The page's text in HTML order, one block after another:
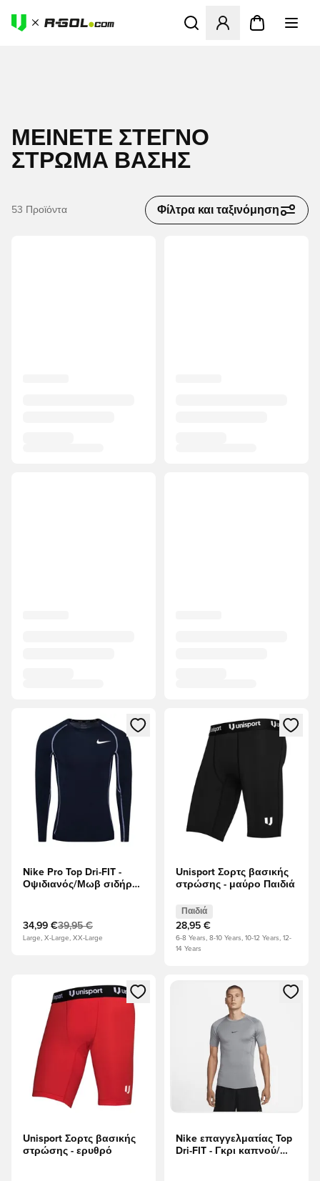
Ανοίγει ένα Modal για να
ΜΕΊΝΕΤΕ ΣΤΕΓΝΌ
ΣΤΡΏΜΑ ΒΆΣΗΣ
53 Προϊόντα Φίλτρα και ταξινόμηση
Ανοίγει ένα Modal για να συνδεθείτε ή να εγγραφείτε ως
Nike Pro Top Dri-FIT -
Οψιδιανός/Μωβ σιδήρου
34,99 €39,95 €
Large, X-Large, XX-Large
Ανοίγει ένα Modal για να
Unisport Σορτς βασικής
στρώσης - μαύρο Παιδιά
Παιδιά
28,95 €
6-8 Years, 8-10 Years, 10-12 Years, 12-
14 Years
Ανοίγει ένα Modal για να συνδεθείτε ή να εγγραφείτε ως
Unisport Σορτς βασικής
στρώσης - ερυθρό
Ανοίγει ένα Modal για να
Nike επαγγελματίας Top
Dri-FIT - Γκρι καπνού/